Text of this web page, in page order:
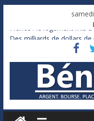
France : le logement mis à
Des milliards de dollars
Royaume-Uni : Andy
Xavier Niel, le milliardaire
Ruée des fortunes russes